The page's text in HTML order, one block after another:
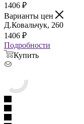
1406 ₽
Варианты цен
Д.Ковальчук, 260
1406 ₽
Подробности
Купить